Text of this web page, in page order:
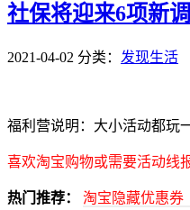
社保将迎来6项新
2021-04-02 分类： 发现生活
福利营说明：大小活动都玩
喜欢淘宝购物或需要活动线
热门推荐： 淘宝隐藏优惠券